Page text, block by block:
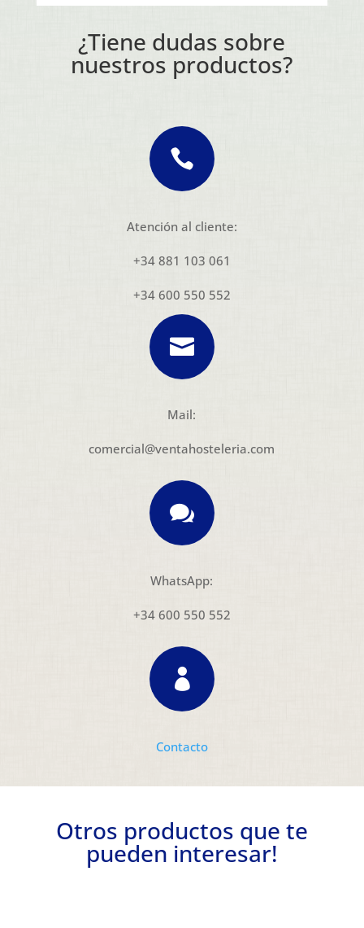
¿Tiene dudas sobre
nuestros productos?

Atención al cliente:
+34 881 103 061
+34 600 550 552

Mail:
comercial@ventahosteleria.com

WhatsApp:
+34 600 550 552

Contacto
Otros productos que te
pueden interesar!